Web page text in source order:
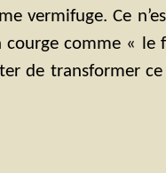
vermifuge. Ce
courge comme «
de transformer ce